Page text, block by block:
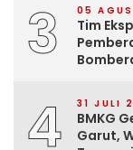
3 05
Tim
4 31 JULI
BMKG
Garut,